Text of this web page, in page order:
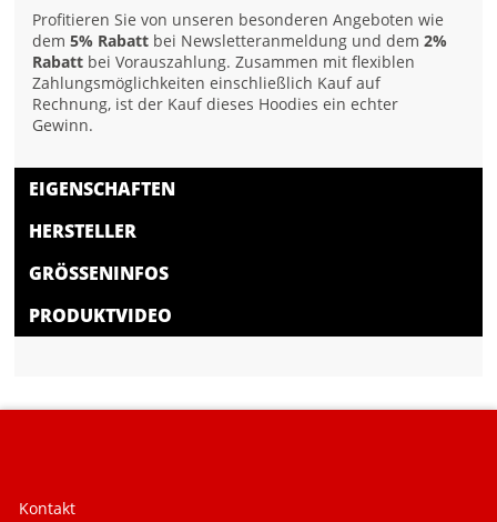
Profitieren Sie von unseren besonderen Angeboten wie
dem5% Rabatt bei Newsletteranmeldung und dem2%
Rabatt bei Vorauszahlung. Zusammen mit flexiblen
Zahlungsmöglichkeiten einschließlich Kauf auf
Rechnung, ist der Kauf dieses Hoodies ein echter
Gewinn.
EIGENSCHAFTEN
HERSTELLER
GRÖSSENINFOS
PRODUKTVIDEO
Kontakt